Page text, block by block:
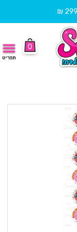
0
תפריט